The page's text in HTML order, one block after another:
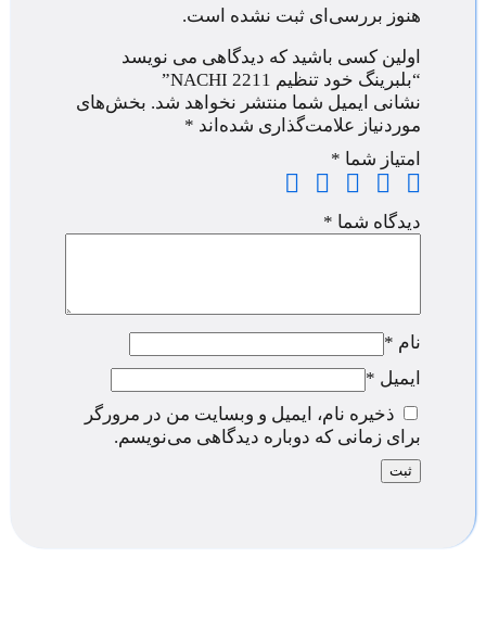
هنوز بررسی‌ای ثبت نشده است.
اولین کسی باشید که دیدگاهی می نویسد
“بلبرینگ خود تنظیم 2211 NACHI”
نشانی ایمیل شما منتشر نخواهد شد. بخش‌های
موردنیاز علامت‌گذاری شده‌اند *
امتیاز شما *
دیدگاه شما *
نام *
ایمیل *
ذخیره نام، ایمیل و وبسایت من در مرورگر
برای زمانی که دوباره دیدگاهی می‌نویسم.